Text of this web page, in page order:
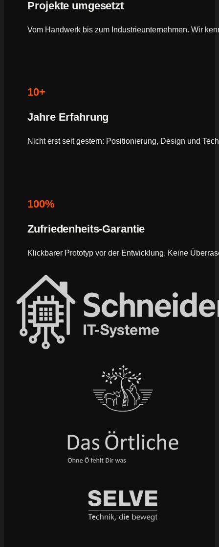
Projekte umgesetzt
Vom Handwerk bis zum Industrieunternehmen. Wir
10+
Jahre Erfahrung
Nicht erst seit gestern: Positionierung, Design und
100%
Zufriedenheits-Garantie
Klickbarer Prototyp vor der Entwicklung. Keine